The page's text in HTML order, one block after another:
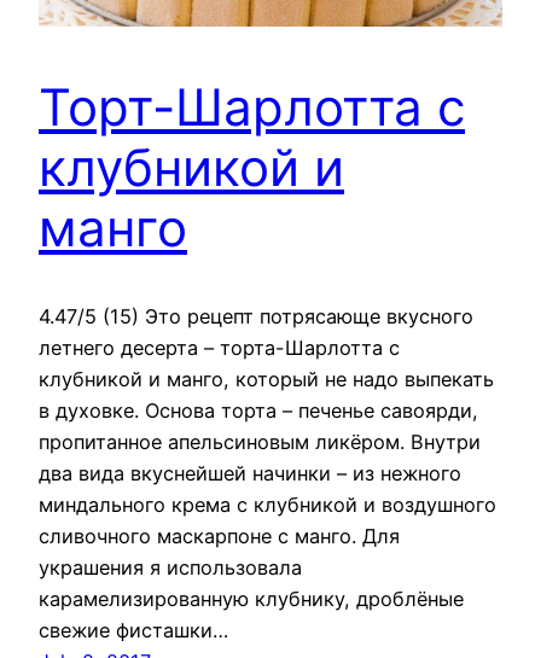
Торт-Шарлотта с
клубникой и
манго
4.47/5 (15) Это рецепт потрясающе вкусного
летнего десерта – торта-Шарлотта с
клубникой и манго, который не надо выпекать
в духовке. Основа торта – печенье савоярди,
пропитанное апельсиновым ликёром. Внутри
два вида вкуснейшей начинки – из нежного
миндального крема с клубникой и воздушного
сливочного маскарпоне с манго. Для
украшения я использовала
карамелизированную клубнику, дроблёные
свежие фисташки…